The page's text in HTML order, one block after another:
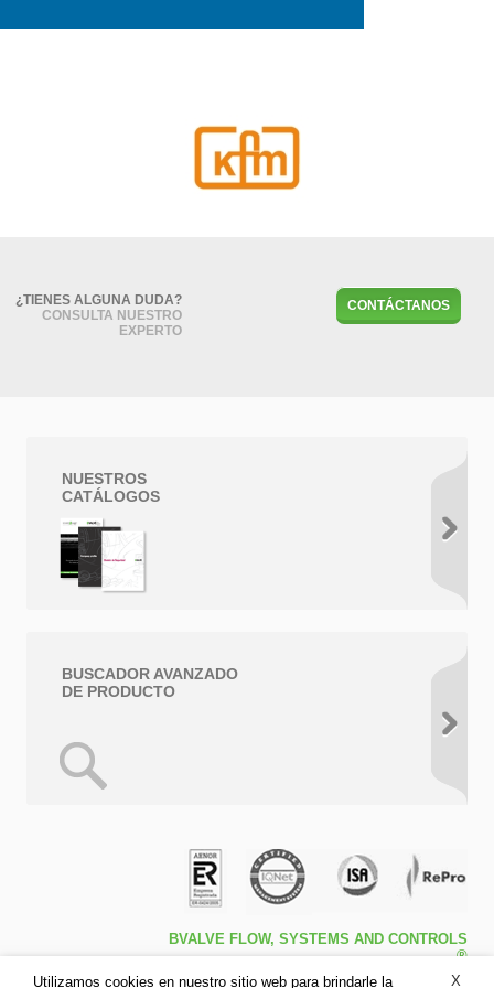
¿TIENES ALGUNA DUDA?
CONSULTA NUESTRO
EXPERTO
CONTÁCTANOS
NUESTROS
CATÁLOGOS
BUSCADOR AVANZADO
DE PRODUCTO
BVALVE FLOW, SYSTEMS AND CONTROLS
®
Travessa de Peralta 5ª – Pol. Ind. l1 46540 El
X
Utilizamos cookies en nuestro sitio web para brindarle la